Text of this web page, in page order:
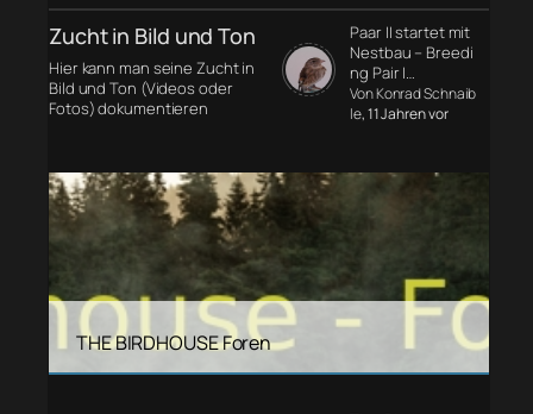
Zucht in Bild und Ton
Hier kann man seine Zucht in
Bild und Ton (Videos oder
Fotos) dokumentieren
Paar II startet mit
Nestbau – Breedi
ng Pair I…
Von Konrad Schnaib
le, 11 Jahren vor
THE BIRDHOUSE Foren